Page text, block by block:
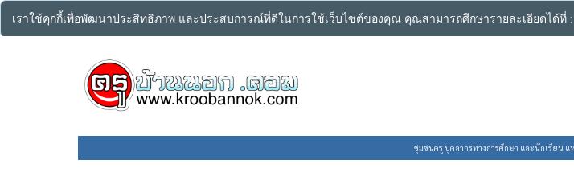
เราใช้คุกกี้เพื่อพัฒนาประสิทธิภาพ และประสบการณ์ที่ดีในการใช้เว็บไซต์ของคุณ คุณสามารถศึกษารายละเอียดได้ที่ :
ชุมชนครู บุคลากรทางการศึกษา และนักเรียน